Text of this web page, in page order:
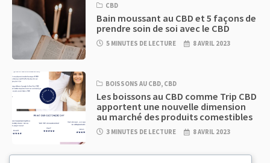
CBD
Bain moussant au CBD et 5 façons de
prendre soin de soi avec le CBD
5 MINUTES DE LECTURE 8 AVRIL 2023
BOISSONS AU CBD, CBD
Les boissons au CBD comme Trip CBD
apportent une nouvelle dimension
au marché des produits comestibles
3 MINUTES DE LECTURE 8 AVRIL 2023